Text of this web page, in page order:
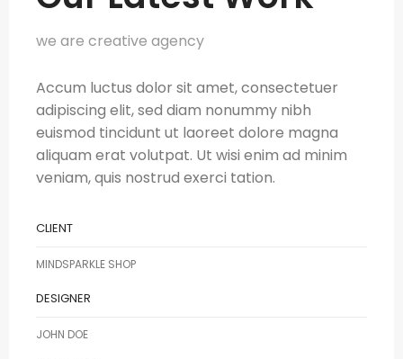
we are creative agency
Accum luctus dolor sit amet, consectetuer
adipiscing elit, sed diam nonummy nibh
euismod tincidunt ut laoreet dolore magna
aliquam erat volutpat. Ut wisi enim ad minim
veniam, quis nostrud exerci tation.
CLIENT
MINDSPARKLE SHOP
DESIGNER
JOHN DOE